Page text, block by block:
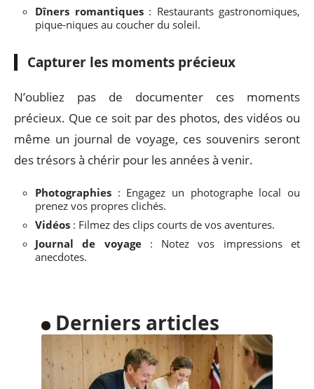
Dîners romantiques: Restaurants gastronomiques,
pique-niques au coucher du soleil.
Capturer les moments précieux
N’oubliez pas de documenter ces moments
précieux. Que ce soit par des photos, des vidéos ou
même un journal de voyage, ces souvenirs seront
des trésors à chérir pour les années à venir.
Photographies : Engagez un photographe local ou
prenez vos propres clichés.
Vidéos : Filmez des clips courts de vos aventures.
Journal de voyage: Notez vos impressions et
anecdotes.
Derniers articles